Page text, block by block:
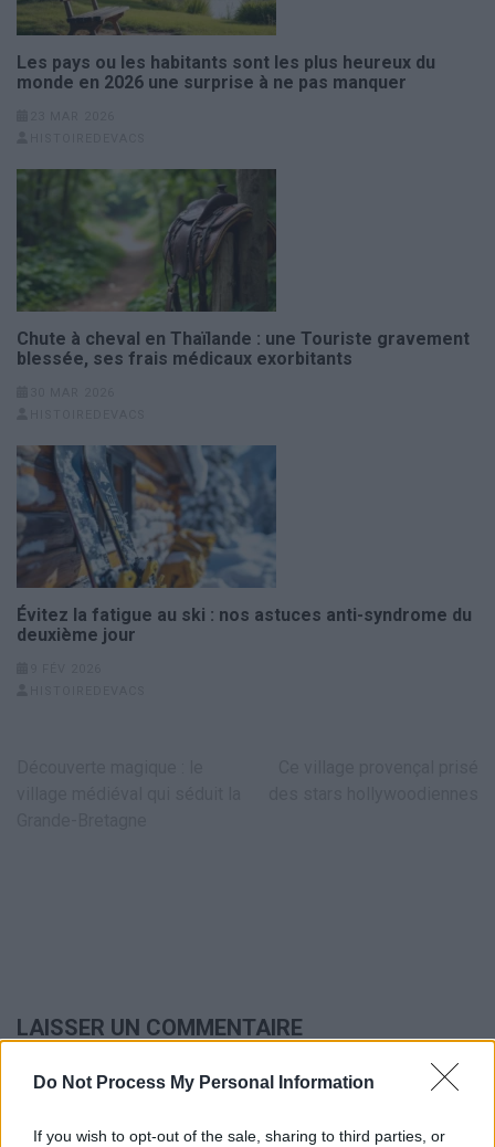
Do Not Process My Personal Information
If you wish to opt-out of the sale, sharing to third parties, or
Les pays ou les habitants sont les plus heureux du
monde en 2026 une surprise à ne pas manquer
Chute à cheval en Thaïlande : une Touriste gravement
blessée, ses frais médicaux exorbitants
Évitez la fatigue au ski : nos astuces anti-syndrome du
deuxième jour
LAISSER UN COMMENTAIRE
obligatoires sont indiqués avec*
Test